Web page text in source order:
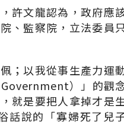
許文龍認為，政府應
、監察院，立法委員
；以我從事生產力運
）」的觀
就是要把人拿掉才是
話說的「寡婦死了兒